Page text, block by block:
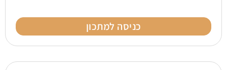
כניסה למתכון